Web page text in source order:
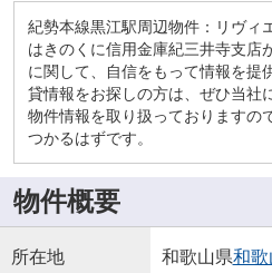
紀勢本線黒江駅周辺物件：リヴィ
はきのくに信用金庫紀三井寺支店
に関して、自信をもって情報を提
貸情報をお探しの方は、ぜひ当社
物件情報を取り扱っておりますの
つかるはずです。
物件概要
所在地 和歌山県和歌